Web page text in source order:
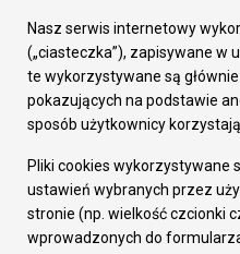
Załatw sprawę
Prezydent Miasta
Rada Miasta
Wydziały
Elektroniczna Skrzynka
Gospodarka
Fundusze europejskie
Środki krajowe
Oferty inwestycyjne
Nasz serwis internetowy
(„ciasteczka”), zapisywane w
te wykorzystywane są
pokazujących na podstawie
sposób użytkownicy
Pliki cookies wykorzystywane
ustawień wybranych przez
stronie (np. wielkość czcionki
wprowadzonych do